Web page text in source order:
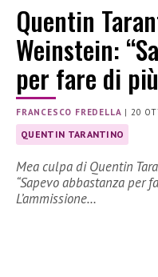
Quentin
Weinstein:
per fare di
FRANCESCO FREDELLA | 20
QUENTIN TARANTINO
Mea culpa di Quentin
“Sapevo abbastanza per
L’ammissione…